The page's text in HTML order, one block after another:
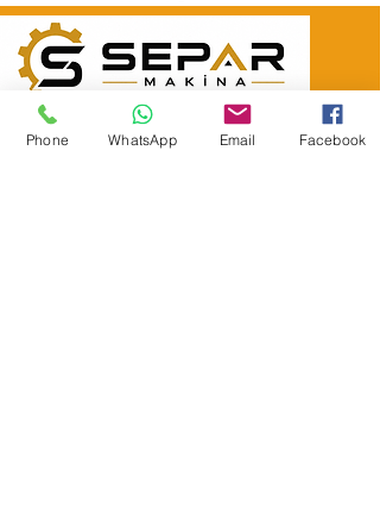
SEPAR ELEKTRİK OTOMOTİV İNŞAAT TAAH
SAN VE TİC LTD ŞTİ
Merkez Adres
: YÜKSELTEPE MAH. ŞEHİT BAYRAM ULUER
Phone WhatsApp Email Facebook